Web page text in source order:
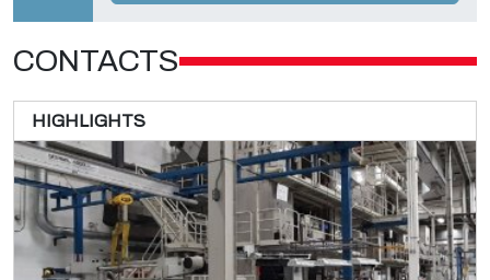
CONTACTS
HIGHLIGHTS